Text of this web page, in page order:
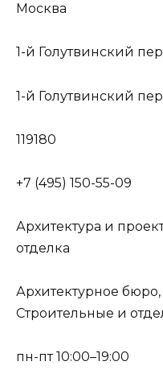
Москва
1-й Голутвинский
1-й Голутвинский
119180
+7 (495) 150-55-09
Архитектура и
отделка
Архитектурное
Строительные и
пн-пт 10:00–19:00